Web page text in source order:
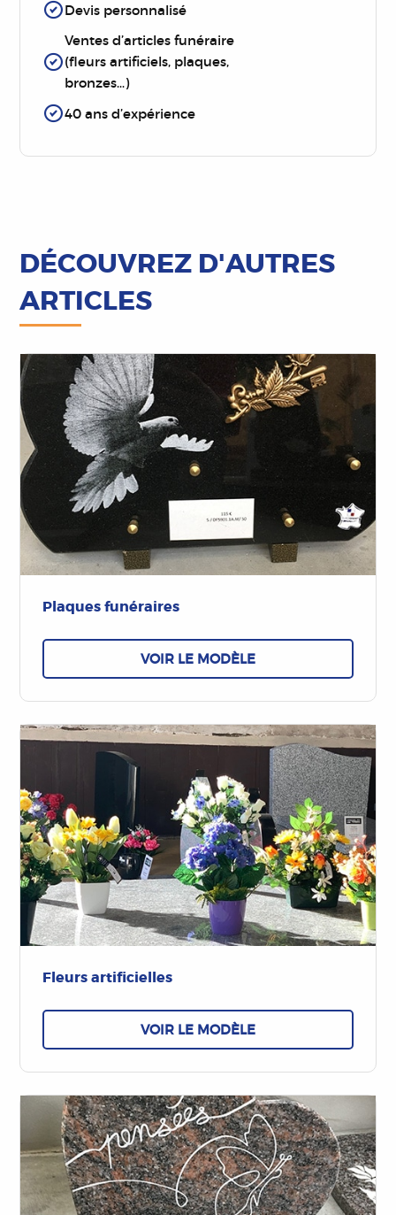
Devis personnalisé
Ventes d’articles funéraire
(fleurs artificiels, plaques,
bronzes…)
40 ans d’expérience
DÉCOUVREZ D'AUTRES
ARTICLES
Plaques funéraires
VOIR LE MODÈLE
Fleurs artificielles
VOIR LE MODÈLE